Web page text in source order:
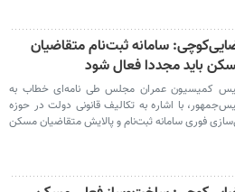
سامانه ثبت‌نام متقاضیان
باید مجددا فعال شود
کمیسیون عمران مجلس طی نامه‌ای خطاب به
با اشاره به تکالیف قانونی دولت در حوزه
فوری سامانه ثبت‌نام و پالایش متقاضیان مسکن